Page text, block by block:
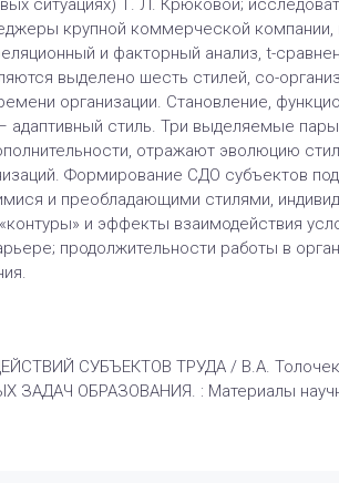
ситуациях) Т. Л. Крюковой;
крупной коммерческой компании,
и факторный анализ, t-
выделено шесть стилей, со-
организации. Становление,
адаптивный стиль. Три выделяемые
отражают эволюцию
Формирование СДО субъектов
и преобладающими стилями,
и эффекты взаимодействия
продолжительности работы в
СУБЪЕКТОВ ТРУДА / В.А. Толочек,
ОБРАЗОВАНИЯ. : Материалы